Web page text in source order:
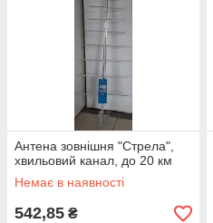
Антена зовнішня "Стрела",
хвильовий канал, до 20 км
Немає в наявності
542,85 ₴